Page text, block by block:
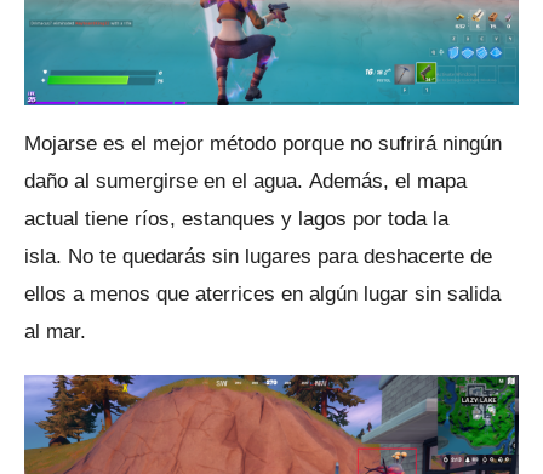
Mojarse es el mejor método porque no sufrirá ningún
daño al sumergirse en el agua. Además, el mapa
actual tiene ríos, estanques y lagos por toda la
isla. No te quedarás sin lugares para deshacerte de
ellos a menos que aterrices en algún lugar sin salida
al mar.